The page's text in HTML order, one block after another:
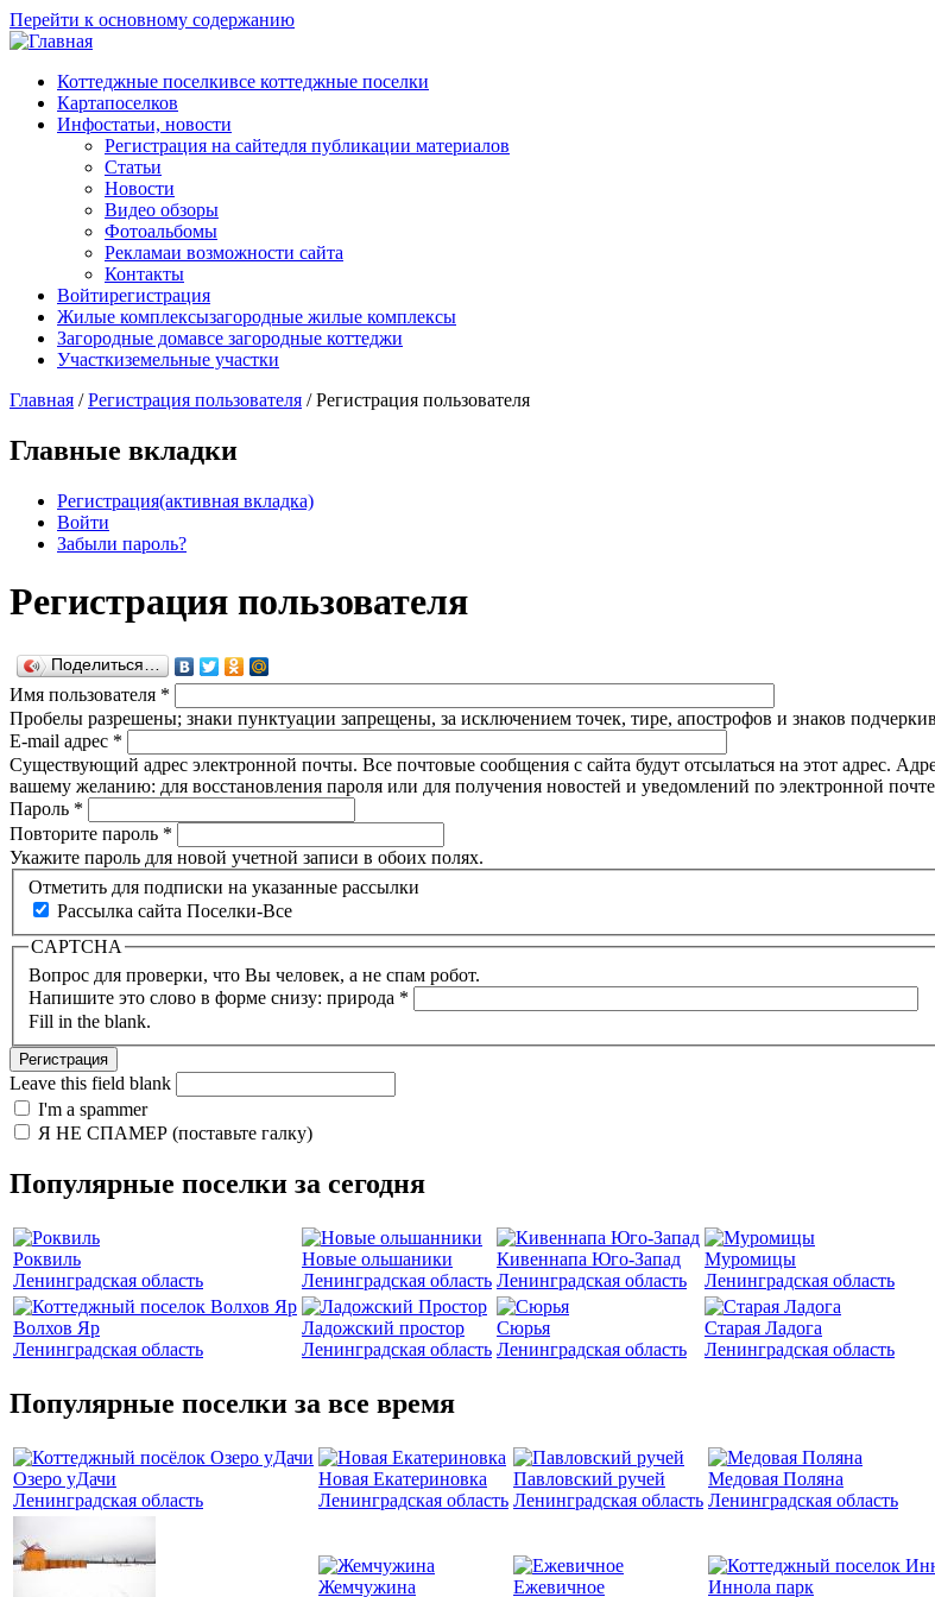
Перейти к основному содержанию
Коттеджные поселкивсе коттеджные поселки
Картапоселков
Инфостатьи, новости
Регистрация на сайтедля публикации материалов
Статьи
Новости
Видео обзоры
Фотоальбомы
Рекламаи возможности сайта
Контакты
Войтирегистрация
Жилые комплексызагородные жилые комплексы
Загородные домавсе загородные коттеджи
Участкиземельные участки
Главная / Регистрация пользователя /Регистрация пользователя
Главные вкладки
Регистрация(активная вкладка)
Войти
Забыли пароль?
Регистрация пользователя
Поделиться…
Имя пользователя *
Пробелы разрешены; знаки пунктуации запрещены, за исключением точек, тире, апострофов и знаков
E-mail адрес *
Существующий адрес электронной почты. Все почтовые сообщения с сайта будут отсылаться на этот адрес.
вашему желанию: для восстановления пароля или для получения новостей и уведомлений по электронной
Пароль *
Повторите пароль *
Укажите пароль для новой учетной записи в обоих полях.
Отметить для подписки на указанные рассылки
Рассылка сайта Поселки-Все
CAPTCHA
Вопрос для проверки, что Вы человек, а не спам робот.
Напишите это слово в форме снизу: природа *
Fill in the blank.
Leave this field blank
I'm a spammer
Я НЕ СПАМЕР (поставьте галку)
Популярные поселки за сегодня
Роквиль
Ленинградская область
Новые ольшаники
Ленинградская область
Кивеннапа Юго-Запад
Ленинградская область
Муромицы
Ленинградская область
Волхов Яр
Ленинградская область
Ладожский простор
Ленинградская область
Сюрья
Ленинградская область
Старая Ладога
Ленинградская область
Популярные поселки за все время
Озеро уДачи
Ленинградская область
Новая Екатериновка
Ленинградская область
Павловский ручей
Ленинградская область
Медовая Поляна
Ленинградская область
Жемчужина Ежевичное Иннола парк